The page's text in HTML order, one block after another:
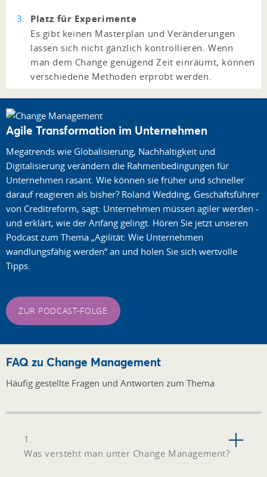
Platz für Experimente
Es gibt keinen Masterplan und Veränderungen
lassen sich nicht gänzlich kontrollieren. Wenn
man dem Change genügend Zeit einräumt, können
verschiedene Methoden erprobt werden.
Agile Transformation im Unternehmen
Megatrends wie Globalisierung, Nachhaltigkeit und
Digitalisierung verändern die Rahmenbedingungen für
Unternehmen rasant. Wie können sie früher und schneller
darauf reagieren als bisher? Roland Wedding, Geschäftsführer
von Creditreform, sagt: Unternehmen müssen agiler werden -
und erklärt, wie der Anfang gelingt. Hören Sie jetzt unseren
Podcast zum Thema „Agilität: Wie Unternehmen
wandlungsfähig werden“ an und holen Sie sich wertvolle
Tipps.
ZUR PODCAST-FOLGE
FAQ zu Change Management
Häufig gestellte Fragen und Antworten zum Thema
1.
Was versteht man unter Change Management?